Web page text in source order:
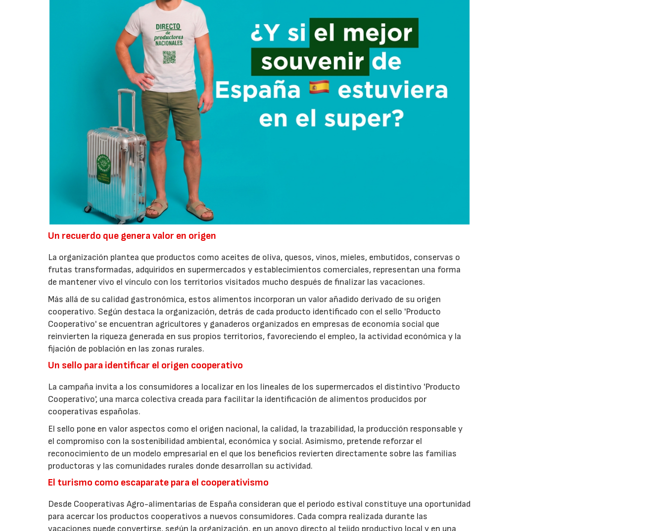
Un recuerdo que genera valor en origen
La organización plantea que productos como aceites de oliva, quesos, vinos, mieles, embutidos, conservas o
frutas transformadas, adquiridos en supermercados y establecimientos comerciales, representan una forma
de mantener vivo el vínculo con los territorios visitados mucho después de finalizar las vacaciones.
Más allá de su calidad gastronómica, estos alimentos incorporan un valor añadido derivado de su origen
cooperativo. Según destaca la organización, detrás de cada producto identificado con el sello 'Producto
Cooperativo' se encuentran agricultores y ganaderos organizados en empresas de economía social que
reinvierten la riqueza generada en sus propios territorios, favoreciendo el empleo, la actividad económica y la
fijación de población en las zonas rurales.
Un sello para identificar el origen cooperativo
La campaña invita a los consumidores a localizar en los lineales de los supermercados el distintivo 'Producto
Cooperativo', una marca colectiva creada para facilitar la identificación de alimentos producidos por
cooperativas españolas.
El sello pone en valor aspectos como el origen nacional, la calidad, la trazabilidad, la producción responsable y
el compromiso con la sostenibilidad ambiental, económica y social. Asimismo, pretende reforzar el
reconocimiento de un modelo empresarial en el que los beneficios revierten directamente sobre las familias
productoras y las comunidades rurales donde desarrollan su actividad.
El turismo como escaparate para el cooperativismo
Desde Cooperativas Agro-alimentarias de España consideran que el periodo estival constituye una oportunidad
para acercar los productos cooperativos a nuevos consumidores. Cada compra realizada durante las
vacaciones puede convertirse, según la organización, en un apoyo directo al tejido productivo local y en una